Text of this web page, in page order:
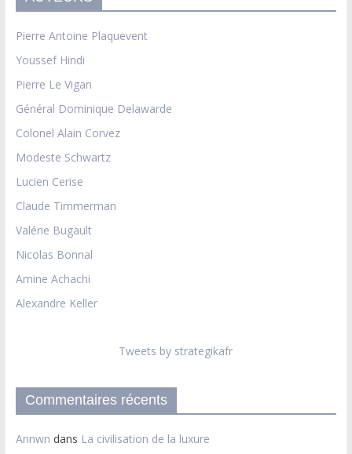
Pierre Antoine Plaquevent
Youssef Hindi
Pierre Le Vigan
Général Dominique Delawarde
Colonel Alain Corvez
Modeste Schwartz
Lucien Cerise
Claude Timmerman
Valérie Bugault
Nicolas Bonnal
Amine Achachi
Alexandre Keller
Tweets by strategikafr
Commentaires récents
Annwn dans La civilisation de la luxure